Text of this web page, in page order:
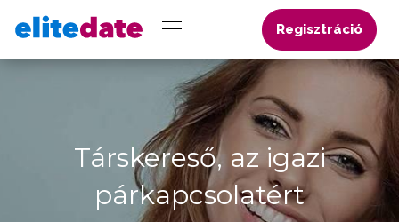
Regisztráció
Társkereső, az igazi
párkapcsolatért